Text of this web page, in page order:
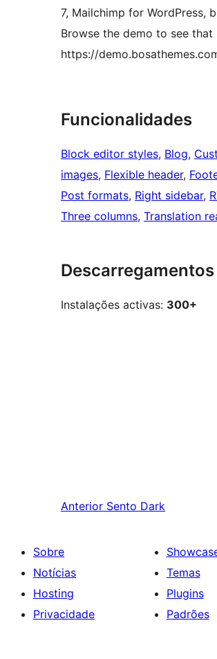
7, Mailchimp for WordPress,
Browse the demo to see that
https://
Funcionalidades
Block editor styles, Blog,
images, Flexible header,
Post formats, Right sidebar,
Three columns, Translation
Instalações activas: 300+
Anterior Sento Dark
Sobre
Notícias
Hosting
Privacidade
Temas
Plugins
Padrões